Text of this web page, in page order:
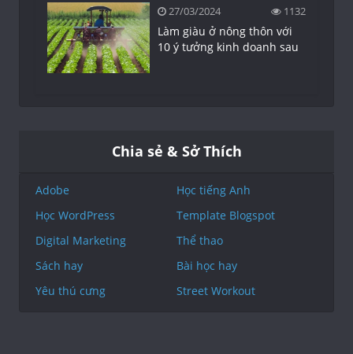
27/03/2024 1132
Làm giàu ở nông thôn với
10 ý tưởng kinh doanh sau
Chia sẻ & Sở Thích
Adobe
Học tiếng Anh
Học WordPress
Template Blogspot
Digital Marketing
Thể thao
Sách hay
Bài học hay
Yêu thú cưng
Street Workout